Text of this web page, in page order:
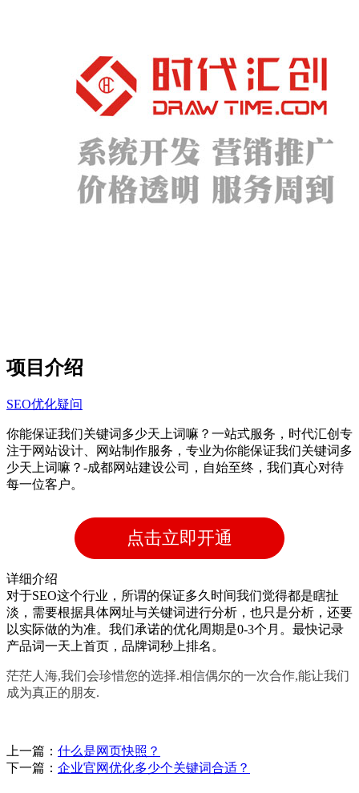
项目介绍
SEO优化疑问
你能保证我们关键词多少天上词嘛？一站式服务，时代汇创专
注于网站设计、网站制作服务，专业为你能保证我们关键词多
少天上词嘛？-成都网站建设公司，自始至终，我们真心对待
每一位客户。
点击立即开通
详细介绍
对于SEO这个行业，所谓的保证多久时间我们觉得都是瞎扯
淡，需要根据具体网址与关键词进行分析，也只是分析，还要
以实际做的为准。我们承诺的优化周期是0-3个月。最快记录
产品词一天上首页，品牌词秒上排名。
茫茫人海,我们会珍惜您的选择.相信偶尔的一次合作,能让我们
成为真正的朋友.
上一篇： 什么是网页快照？
下一篇： 企业官网优化多少个关键词合适？